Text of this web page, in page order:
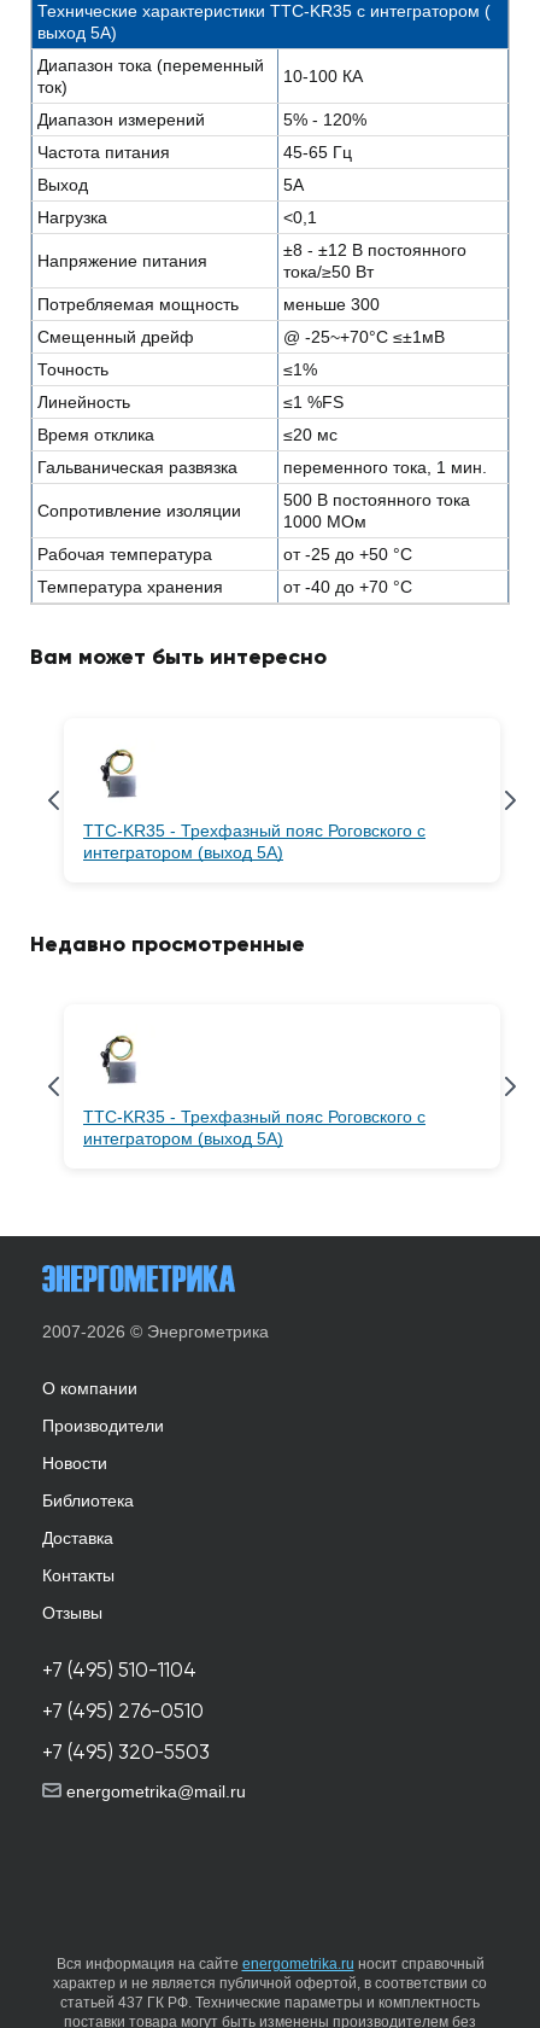
Технические характеристики TTC-KR35 с интегратором (
выход 5A)
Диапазон тока (переменный
ток)
10-100 КА
Диапазон измерений
5% - 120%
Частота питания
45-65 Гц
Выход
5А
Нагрузка
<0,1
Напряжение питания
±8 - ±12 В постоянного
тока/≥50 Вт
Потребляемая мощность
меньше 300
Смещенный дрейф
@ -25~+70°С ≤±1мВ
Точность
≤1%
Линейность
≤1 %FS
Время отклика
≤20 мс
Гальваническая развязка
переменного тока, 1 мин.
Сопротивление изоляции
500 В постоянного тока
1000 МОм
Рабочая температура
от -25 до +50 °C
Температура хранения
от -40 до +70 °C
Вам может быть интересно
TTC-KR35 - Трехфазный пояс Роговского с
интегратором (выход 5A)
Недавно просмотренные
TTC-KR35 - Трехфазный пояс Роговского с
интегратором (выход 5A)
2007-2026 © Энергометрика
О компании
Производители
Новости
Библиотека
Доставка
Контакты
Отзывы
+7 (495) 510-1104
+7 (495) 276-0510
+7 (495) 320-5503
energometrika@mail.ru
Вся информация на сайте energometrika.ru носит справочный
характер и не является публичной офертой, в соответствии со
статьей 437 ГК РФ. Технические параметры и комплектность
поставки товара могут быть изменены производителем без